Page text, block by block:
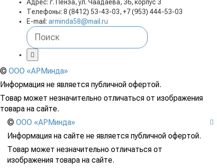
Адрес: г. Пенза, ул. Чаадаева, 36, корпус 3
Телефоны: 8 (8412) 53-43-03, +7 (953) 444-53-03
E-mail: arminda58@mail.ru
© ООО «АРМинда»
Информация не является публичной офертой.
Товар может незначительно отличаться от изображения
товара на сайте.
© ООО «АРМинда»
Информация на сайте не является публичной офертой.
Товар может незначительно отличаться от
изображения товара на сайте.